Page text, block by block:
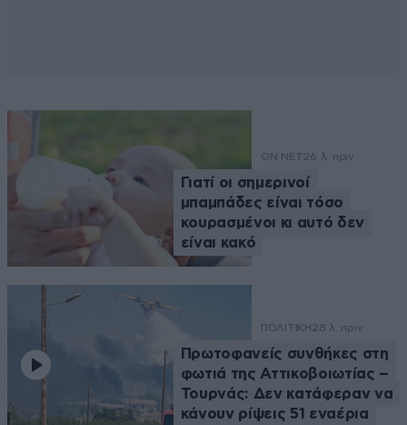
ON NET26 λ. πριν
Γιατί οι σημερινοί
μπαμπάδες είναι τόσο
κουρασμένοι κι αυτό δεν
είναι κακό
ΠΟΛΙΤΙΚΗ28 λ. πριν
Πρωτοφανείς συνθήκες στη
φωτιά της Αττικοβοιωτίας –
Τουρνάς: Δεν κατάφεραν να
κάνουν ρίψεις 51 εναέρια